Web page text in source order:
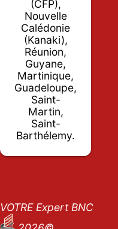
(CFP),
Nouvelle
Calédonie
(Kanaki),
Réunion,
Guyane,
Martinique,
Guadeloupe,
Saint-
Martin,
Saint-
Barthélemy.
VOTRE Expert BNC